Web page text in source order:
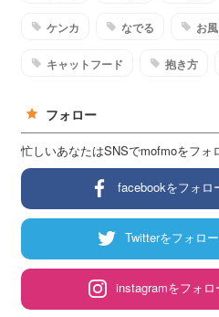
ケンカ なでる お
キャットフード 抱き方
フォロー
忙しいあなたはSNSでmofmoをフォ
facebookをフォロ
Twitterをフォロー
instagramをフォロ